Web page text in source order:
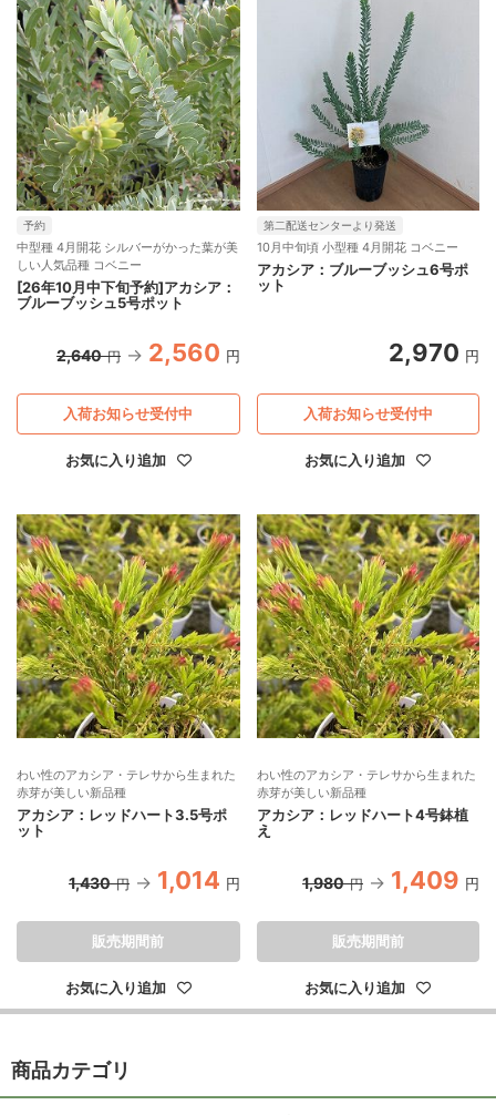
予約
中型種 4月開花 シルバーがかった葉が美
しい人気品種 コベニー
[26年10月中下旬予約]アカシア：
ブルーブッシュ5号ポット
2,640 円 2,560 円
お気に入り追加
入荷お知らせ受付中
第二配送センターより発送
10月中旬頃 小型種 4月開花 コベニー
アカシア：ブルーブッシュ6号ポ
ット
2,970 円
お気に入り追加
入荷お知らせ受付中
わい性のアカシア・テレサから生まれた
赤芽が美しい新品種
アカシア：レッドハート3.5号ポ
ット
1,430 円 1,014 円
お気に入り追加
販売期間前
わい性のアカシア・テレサから生まれた
赤芽が美しい新品種
アカシア：レッドハート4号鉢植
え
1,980 円 1,409 円
お気に入り追加
販売期間前
商品カテゴリ